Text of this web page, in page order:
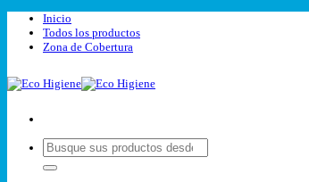
Saltar
contenido
Inicio
Todos los productos
Zona de Cobertura
Buscar
por: